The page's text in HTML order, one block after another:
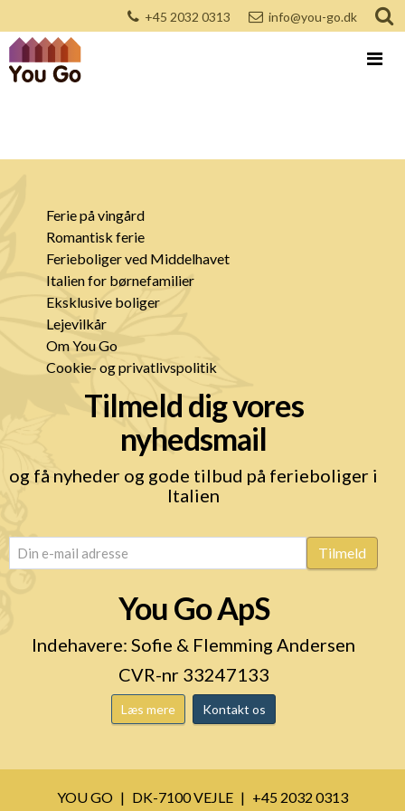
+45 2032 0313 info@you-go.dk
Ferie på vingård
Romantisk ferie
Ferieboliger ved Middelhavet
Italien for børnefamilier
Eksklusive boliger
Lejevilkår
Om You Go
Cookie- og privatlivspolitik
Tilmeld dig vores
nyhedsmail
og få nyheder og gode tilbud på ferieboliger i
Italien
email (Påkrævet) Tilmeld
You Go ApS
Indehavere: Sofie & Flemming Andersen
CVR-nr 33247133
Læs mere Kontakt os
YOU GO DK-7100 VEJLE
+45 2032 0313